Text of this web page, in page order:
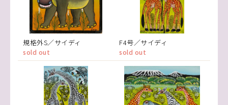
規格外S／サイディ
sold out
F4号／サイディ
sold out